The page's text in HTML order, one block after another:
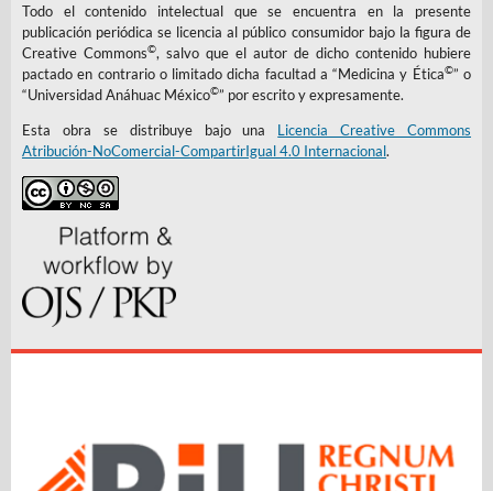
Todo el contenido intelectual que se encuentra en la presente
publicación periódica se licencia al público consumidor bajo la figura de
Creative Commons©, salvo que el autor de dicho contenido hubiere
pactado en contrario o limitado dicha facultad a “Medicina y Ética©” o
“Universidad Anáhuac México©” por escrito y expresamente.
Esta obra se distribuye bajo una Licencia Creative Commons
Atribución-NoComercial-CompartirIgual 4.0 Internacional.